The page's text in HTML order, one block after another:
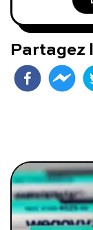
Partagez